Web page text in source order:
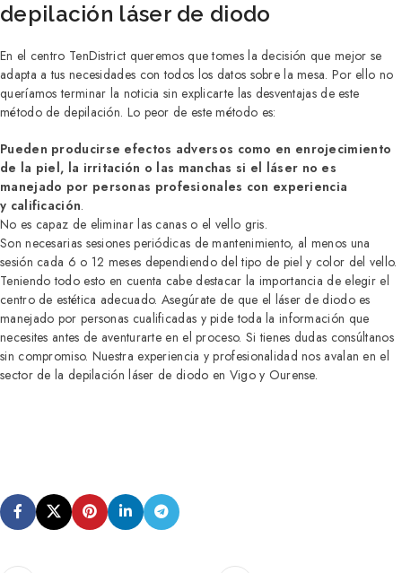
depilación láser de diodo
En el centro TenDistrict queremos que tomes la decisión que mejor se
adapta a tus necesidades con todos los datos sobre la mesa. Por ello no
queríamos terminar la noticia sin explicarte las desventajas de este
método de depilación. Lo peor de este método es:
Pueden producirse efectos adversos como en enrojecimiento
de la piel, la irritación o las manchas si el láser no es
manejado por personas profesionales con experiencia
y calificación.
No es capaz de eliminar las canas o el vello gris.
Son necesarias sesiones periódicas de mantenimiento, al menos una
sesión cada 6 o 12 meses dependiendo del tipo de piel y color del vello.
Teniendo todo esto en cuenta cabe destacar la importancia de elegir el
centro de estética adecuado. Asegúrate de que el láser de diodo es
manejado por personas cualificadas y pide toda la información que
necesites antes de aventurarte en el proceso. Si tienes dudas consúltanos
sin compromiso. Nuestra experiencia y profesionalidad nos avalan en el
sector de la depilación láser de diodo en Vigo y Ourense.